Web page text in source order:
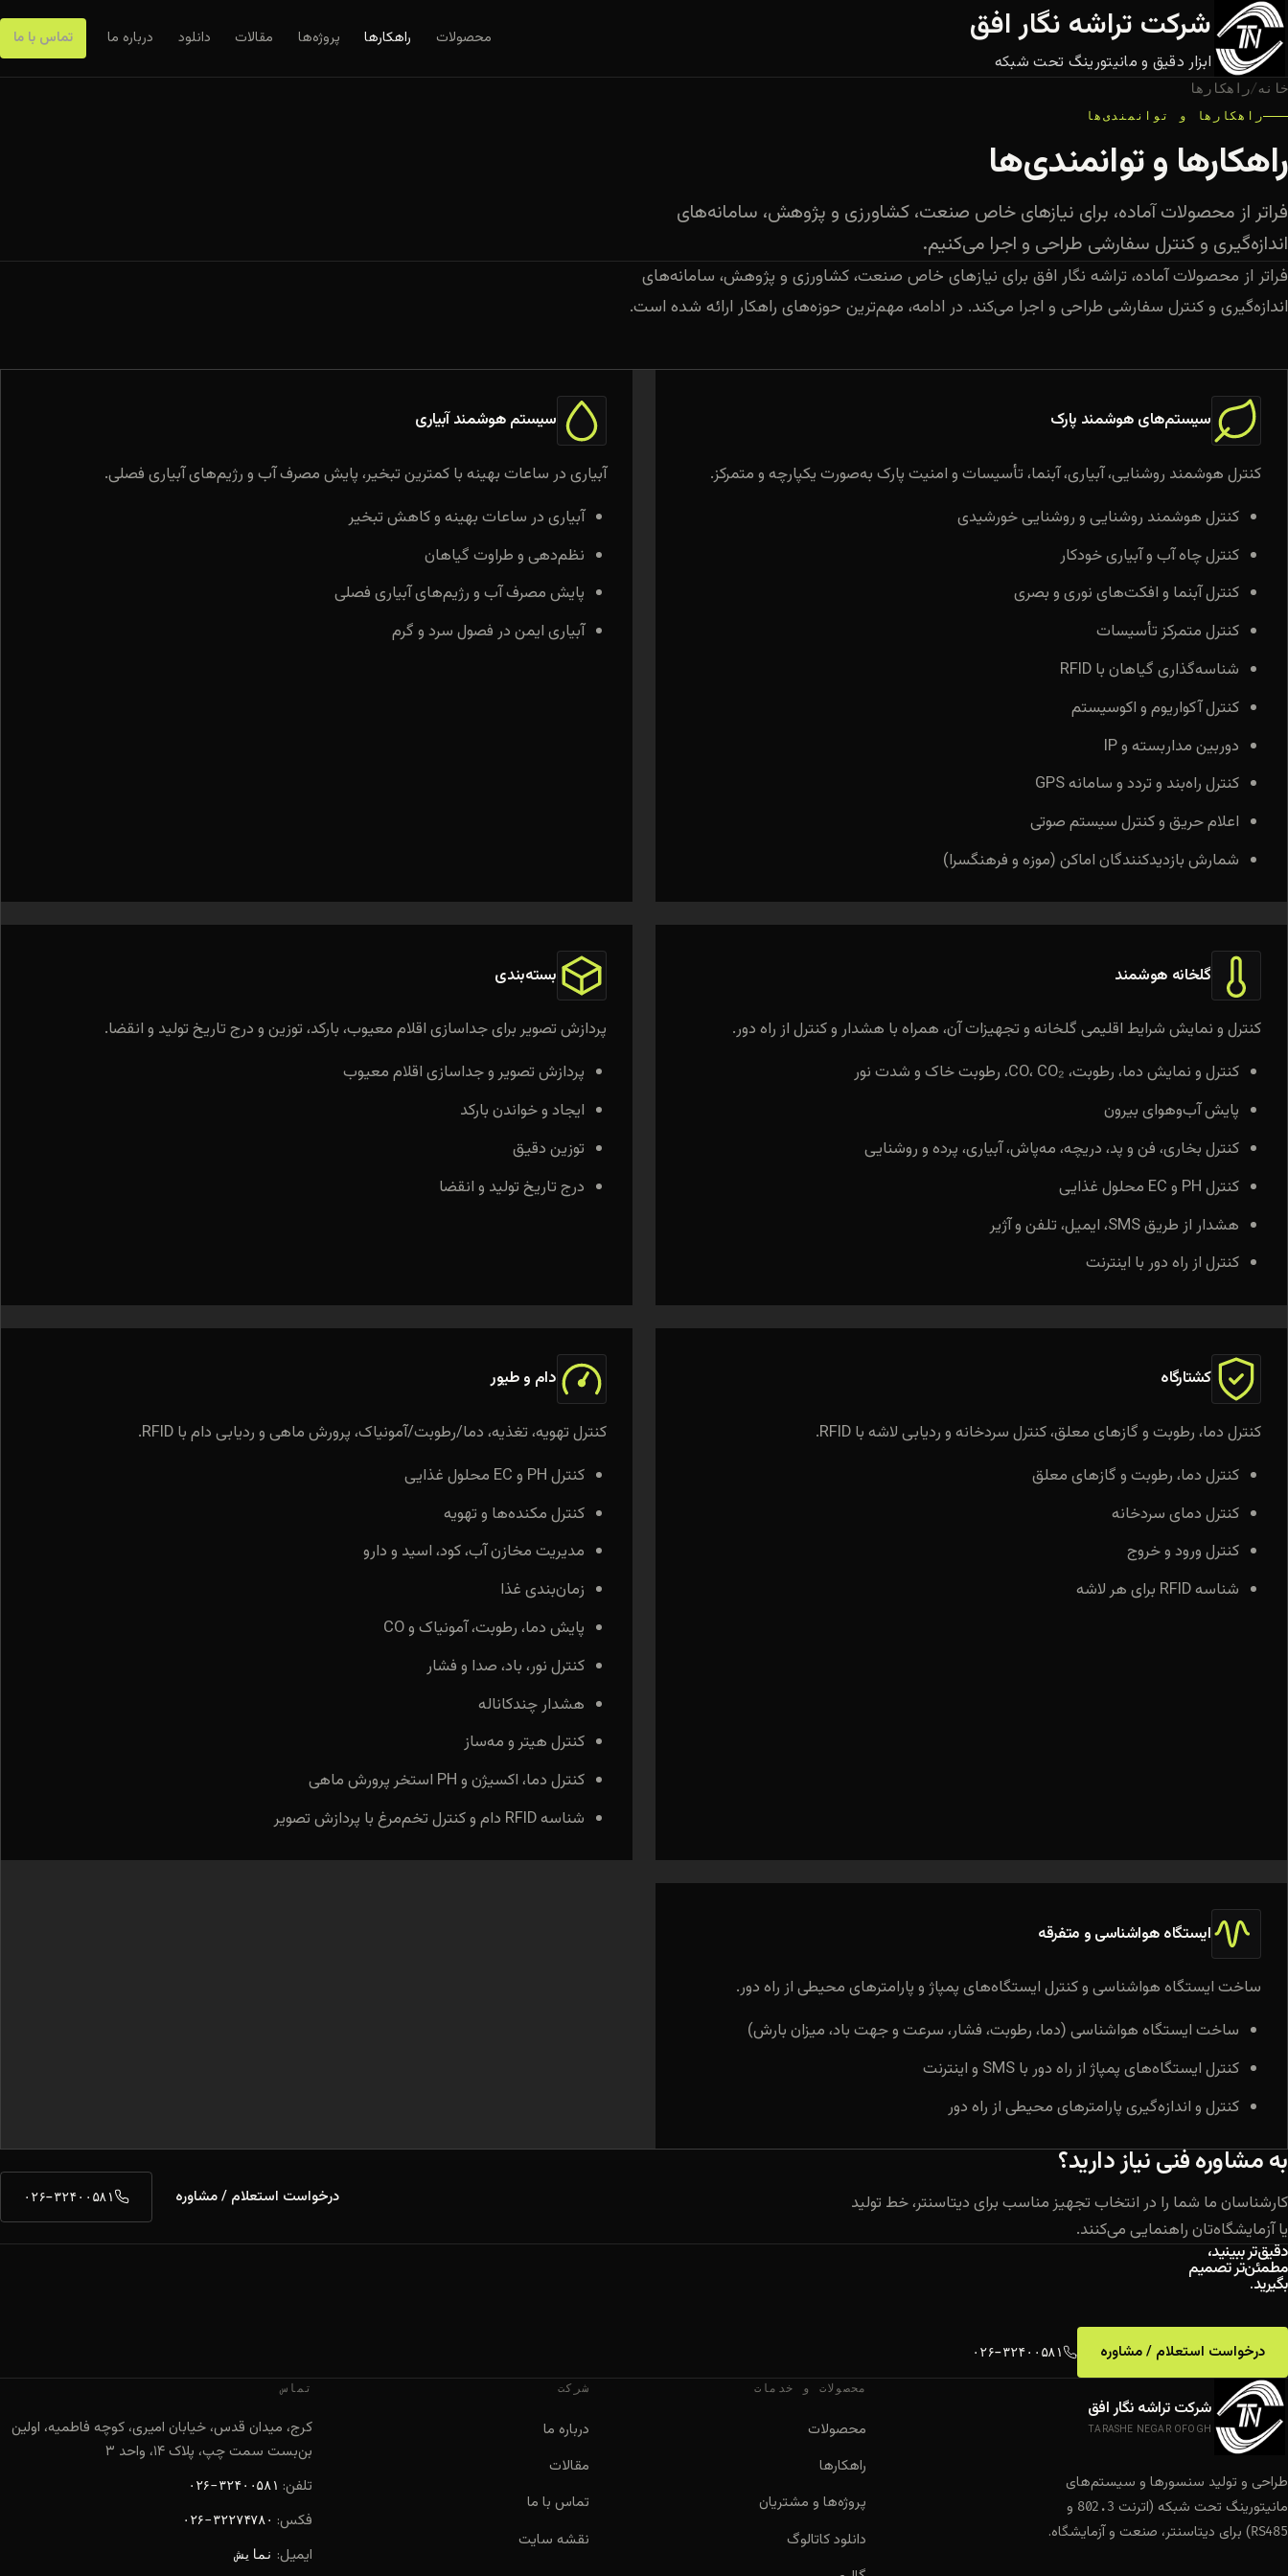
شرکت تراشه نگار افق
ابزار دقیق و مانیتورینگ تحت شبکه
محصولات راهکارها پروژه‌ها مقالات دانلود درباره ما تماس با ما
خانه/راهکارها
راهکارها و توانمندی‌ها
راهکارها و توانمندی‌ها
فراتر از محصولات آماده، برای نیازهای خاص صنعت، کشاورزی و پژوهش، سامانه‌های
اندازه‌گیری و کنترل سفارشی طراحی و اجرا می‌کنیم.
فراتر از محصولات آماده، تراشه نگار افق برای نیازهای خاص صنعت، کشاورزی و پژوهش، سامانه‌های
اندازه‌گیری و کنترل سفارشی طراحی و اجرا می‌کند. در ادامه، مهم‌ترین حوزه‌های راهکار ارائه شده است.
سیستم‌های هوشمند پارک
کنترل هوشمند روشنایی، آبیاری، آبنما، تأسیسات و امنیت پارک به‌صورت یکپارچه و متمرکز.
کنترل هوشمند روشنایی و روشنایی خورشیدی
کنترل چاه آب و آبیاری خودکار
کنترل آبنما و افکت‌های نوری و بصری
کنترل متمرکز تأسیسات
شناسه‌گذاری گیاهان با RFID
کنترل آکواریوم و اکوسیستم
دوربین مداربسته و IP
کنترل راه‌بند و تردد و سامانه GPS
اعلام حریق و کنترل سیستم صوتی
شمارش بازدیدکنندگان اماکن (موزه و فرهنگسرا)
سیستم هوشمند آبیاری
آبیاری در ساعات بهینه با کمترین تبخیر، پایش مصرف آب و رژیم‌های آبیاری فصلی.
آبیاری در ساعات بهینه و کاهش تبخیر
نظم‌دهی و طراوت گیاهان
پایش مصرف آب و رژیم‌های آبیاری فصلی
آبیاری ایمن در فصول سرد و گرم
گلخانه هوشمند
کنترل و نمایش شرایط اقلیمی گلخانه و تجهیزات آن، همراه با هشدار و کنترل از راه دور.
کنترل و نمایش دما، رطوبت، CO، CO₂، رطوبت خاک و شدت نور
پایش آب‌وهوای بیرون
کنترل بخاری، فن و پد، دریچه، مه‌پاش، آبیاری، پرده و روشنایی
کنترل PH و EC محلول غذایی
هشدار از طریق SMS، ایمیل، تلفن و آژیر
کنترل از راه دور با اینترنت
بسته‌بندی
پردازش تصویر برای جداسازی اقلام معیوب، بارکد، توزین و درج تاریخ تولید و انقضا.
پردازش تصویر و جداسازی اقلام معیوب
ایجاد و خواندن بارکد
توزین دقیق
درج تاریخ تولید و انقضا
کشتارگاه
کنترل دما، رطوبت و گازهای معلق، کنترل سردخانه و ردیابی لاشه با RFID.
کنترل دما، رطوبت و گازهای معلق
کنترل دمای سردخانه
کنترل ورود و خروج
شناسه RFID برای هر لاشه
دام و طیور
کنترل تهویه، تغذیه، دما/رطوبت/آمونیاک، پرورش ماهی و ردیابی دام با RFID.
کنترل PH و EC محلول غذایی
کنترل مکنده‌ها و تهویه
مدیریت مخازن آب، کود، اسید و دارو
زمان‌بندی غذا
پایش دما، رطوبت، آمونیاک و CO
کنترل نور، باد، صدا و فشار
هشدار چندکاناله
کنترل هیتر و مه‌ساز
کنترل دما، اکسیژن و PH استخر پرورش ماهی
شناسه RFID دام و کنترل تخم‌مرغ با پردازش تصویر
ایستگاه هواشناسی و متفرقه
ساخت ایستگاه هواشناسی و کنترل ایستگاه‌های پمپاژ و پارامترهای محیطی از راه دور.
ساخت ایستگاه هواشناسی (دما، رطوبت، فشار، سرعت و جهت باد، میزان بارش)
کنترل ایستگاه‌های پمپاژ از راه دور با SMS و اینترنت
کنترل و اندازه‌گیری پارامترهای محیطی از راه دور
به مشاوره فنی نیاز دارید؟
کارشناسان ما شما را در انتخاب تجهیز مناسب برای دیتاسنتر، خط تولید
یا آزمایشگاه‌تان راهنمایی می‌کنند.
درخواست استعلام / مشاوره ۰۲۶-۳۲۴۰۰۵۸۱
دقیق‌تر ببینید،
مطمئن‌تر تصمیم
بگیرید.
درخواست استعلام / مشاوره ۰۲۶-۳۲۴۰۰۵۸۱
شرکت تراشه نگار افق
TARASHE NEGAR OFOGH
طراحی و تولید سنسورها و سیستم‌های
مانیتورینگ تحت شبکه (اترنت 802.3 و
RS485) برای دیتاسنتر، صنعت و آزمایشگاه.
محصولات و خدمات
محصولات
راهکارها
پروژه‌ها و مشتریان
دانلود کاتالوگ
شرکت
درباره ما
مقالات
تماس با ما
نقشه سایت
تماس
کرج، میدان قدس، خیابان امیری، کوچه فاطمیه، اولین
بن‌بست سمت چپ، پلاک ۱۴، واحد ۳
تلفن: ۰۲۶-۳۲۴۰۰۵۸۱
فکس: ۰۲۶-۳۲۲۷۴۷۸۰
ایمیل: نمایش